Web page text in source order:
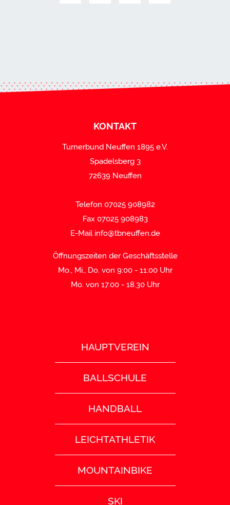
KONTAKT
Turnerbund Neuffen 1895 e.V.
Spadelsberg 3
72639 Neuffen
Telefon 07025 908982
Fax 07025 908983
E-Mail info@tbneuffen.de
Öffnungszeiten der Geschäftsstelle
Mo., Mi., Do. von 9:00 - 11:00 Uhr
Mo. von 17.00 - 18.30 Uhr
HAUPTVEREIN
BALLSCHULE
HANDBALL
LEICHTATHLETIK
MOUNTAINBIKE
SKI